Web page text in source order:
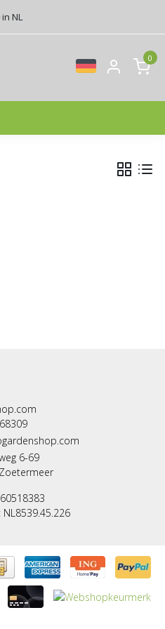
NL
0
6-69
NL8539.45.226